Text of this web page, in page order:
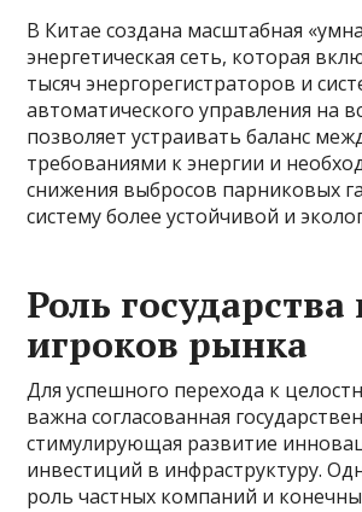
В Китае создана масштабная
энергетическая сеть, которая
тысяч энергорегистраторов и
автоматического управления на
позволяет устраивать баланс
требованиями к энергии и
снижения выбросов парниковых
систему более устойчивой и
Роль государства
игроков рынка
Для успешного перехода к
важна согласованная
стимулирующая развитие
инвестиций в инфраструктуру.
роль частных компаний и